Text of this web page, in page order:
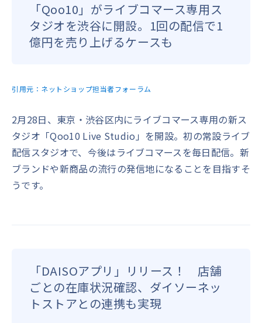
「Qoo10」がライブコマース専用ス
タジオを渋谷に開設。1回の配信で1
億円を売り上げるケースも
引用元： ネットショップ担当者フォーラム
2月28日、東京・渋谷区内にライブコマース専用の新ス
タジオ「Qoo10 Live Studio」を開設。初の常設ライブ
配信スタジオで、今後はライブコマースを毎日配信。新
ブランドや新商品の流行の発信地になることを目指すそ
うです。
「DAISOアプリ」リリース！ 店舗
ごとの在庫状況確認、ダイソーネッ
トストアとの連携も実現